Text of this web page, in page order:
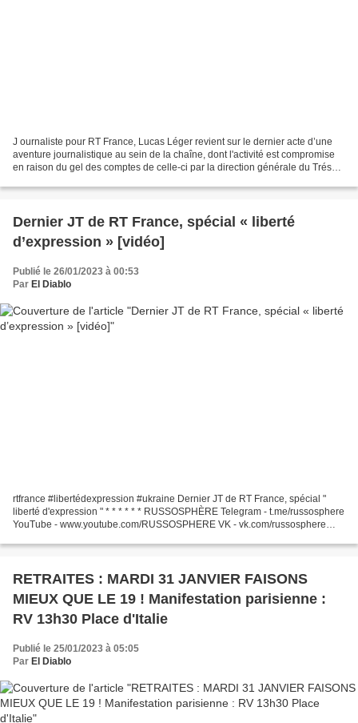
J ournaliste pour RT France, Lucas Léger revient sur le dernier acte d’une
aventure journalistique au sein de la chaîne, dont l'activité est compromise
en raison du gel des comptes de celle-ci par la direction générale du Trésor
Dernier JT de RT France, spécial « liberté
d’expression » [vidéo]
Publié le 26/01/2023 à 00:53
Par El Diablo
rtfrance #libertédexpression #ukraine Dernier JT de RT France, spécial "
liberté d'expression " * * * * * * RUSSOSPHÈRE Telegram - t.me/russosphere
YouTube - www.youtube.com/RUSSOSPHERE VK - vk.com/russosphere
RETRAITES : MARDI 31 JANVIER FAISONS
MIEUX QUE LE 19 ! Manifestation parisienne :
RV 13h30 Place d'Italie
Publié le 25/01/2023 à 05:05
Par El Diablo